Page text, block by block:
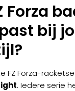
Forza
bij
FZ Forza-
. Iedere serie